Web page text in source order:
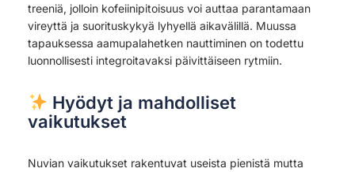
treeniä, jolloin kofeiinipitoisuus voi auttaa parantamaan
vireyttä ja suorituskykyä lyhyellä aikavälillä. Muussa
tapauksessa aamupalahetken nauttiminen on todettu
luonnollisesti integroitavaksi päivittäiseen rytmiin.
Hyödyt ja mahdolliset
vaikutukset
Nuvian vaikutukset rakentuvat useista pienistä mutta